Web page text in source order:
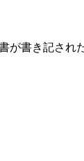
が書き記された